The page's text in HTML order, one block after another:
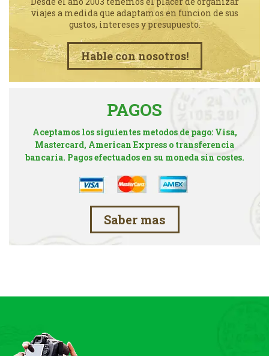
viajes a medida que adaptamos en funcion de sus
gustos, intereses y presupuesto.
Hable con nosotros!
PAGOS
Aceptamos los siguientes metodos de pago: Visa,
Mastercard, American Express o transferencia
bancaria. Pagos efectuados en su moneda sin costes.
Saber mas